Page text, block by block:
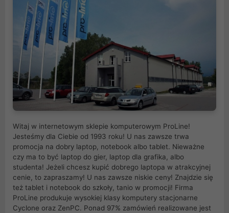
Witaj w internetowym sklepie komputerowym ProLine!
Jesteśmy dla Ciebie od 1993 roku! U nas zawsze trwa
promocja na dobry laptop, notebook albo tablet. Nieważne
czy ma to być laptop do gier, laptop dla grafika, albo
studenta! Jeżeli chcesz kupić dobrego laptopa w atrakcyjnej
cenie, to zapraszamy! U nas zawsze niskie ceny! Znajdzie się
też tablet i notebook do szkoły, tanio w promocji! Firma
ProLine produkuje wysokiej klasy komputery stacjonarne
Cyclone oraz ZenPC. Ponad 97% zamówień realizowane jest